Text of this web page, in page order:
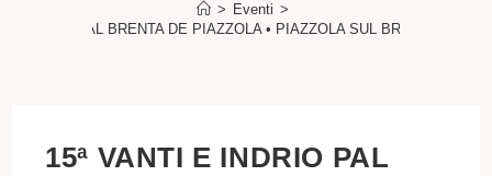
> Eventi >
E INDRIO PAL BRENTA DE PIAZZOLA • PIAZZOLA SUL BRENTA (PD) •
15ª VANTI E INDRIO PAL